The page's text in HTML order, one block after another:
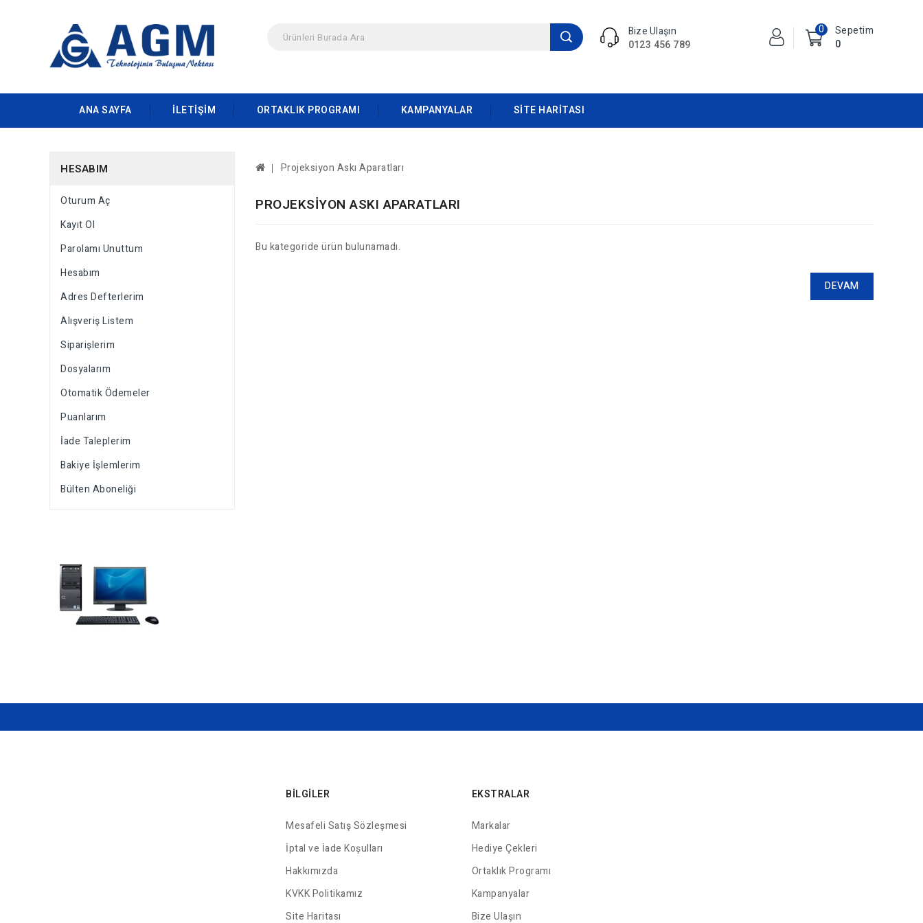
Sepetim
0
0
Bize Ulaşın
0123 456 789
ANA SAYFA İLETIŞIM ORTAKLIK PROGRAMI KAMPANYALAR SITE HARITASI
HESABIM
Oturum Aç
Kayıt Ol
Parolamı Unuttum
Hesabım
Adres Defterlerim
Alışveriş Listem
Siparişlerim
Dosyalarım
Otomatik Ödemeler
Puanlarım
İade Taleplerim
Bakiye İşlemlerim
Bülten Aboneliği
Projeksiyon Askı Aparatları
PROJEKSIYON ASKI APARATLARI
Bu kategoride ürün bulunamadı.
DEVAM
BILGILER
Mesafeli Satış Sözleşmesi
İptal ve İade Koşulları
Hakkımızda
KVKK Politikamız
Site Haritası
EKSTRALAR
Markalar
Hediye Çekleri
Ortaklık Programı
Kampanyalar
Bize Ulaşın